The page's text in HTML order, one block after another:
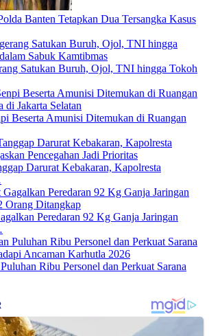
Banten Tetapkan Dua Tersangka Kasus
Satukan Buruh, Ojol, TNI hingga Tokoh
Beserta Amunisi Ditemukan di Ruangan
Darurat Kebakaran, Kapolresta
Peredaran 92 Kg Ganja Jaringan
Ribu Personel dan Perkuat Sarana